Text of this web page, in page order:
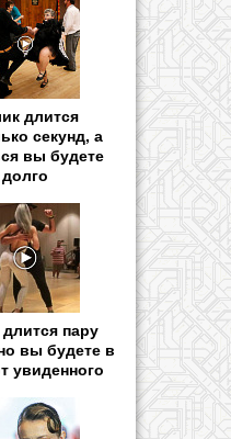
длится
секунд, а
вы будете
долго
пару
вы будете в
увиденного